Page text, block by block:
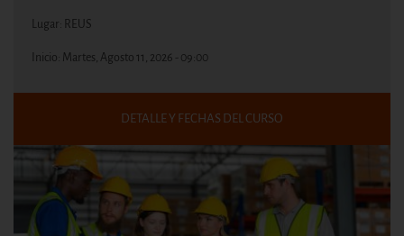
Lugar: REUS
Inicio: Martes, Agosto 11, 2026 - 09:00
DETALLE Y FECHAS DEL CURSO